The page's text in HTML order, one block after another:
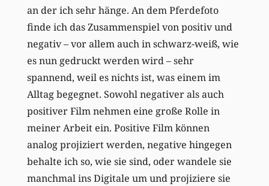
an der ich sehr hänge. An dem Pferdefoto
finde ich das Zusammenspiel von positiv und
negativ – vor allem auch in schwarz-weiß, wie
es nun gedruckt werden wird – sehr
spannend, weil es nichts ist, was einem im
Alltag begegnet. Sowohl negativer als auch
positiver Film nehmen eine große Rolle in
meiner Arbeit ein. Positive Film können
analog projiziert werden, negative hingegen
behalte ich so, wie sie sind, oder wandele sie
manchmal ins Digitale um und projiziere sie